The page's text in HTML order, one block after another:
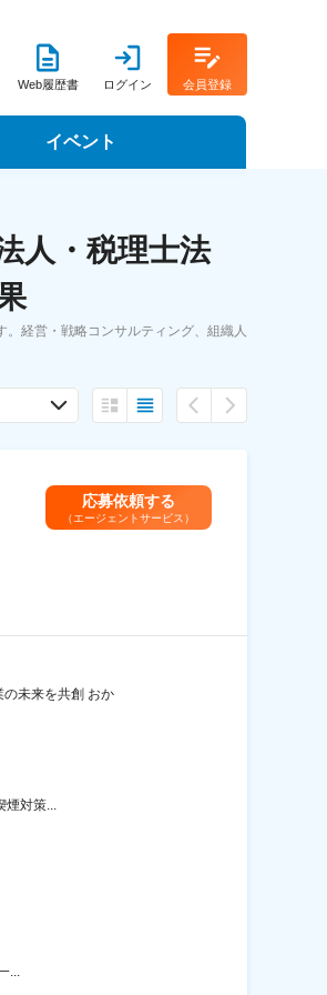
Web履歴書 ログイン 会員登録
イベント
ー動画
人・税理士法
経営・戦略コンサルティング、組織人
応募依頼する
（エージェントサービス）
の未来を共創 おか
対策...